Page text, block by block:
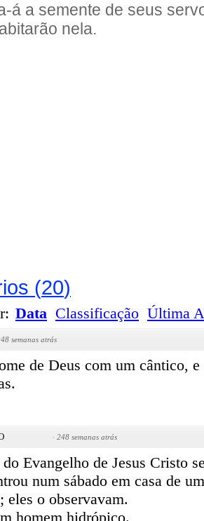
á a semente de seus
nela.
(20)
Data Classificação Última
semanas atrás
de Deus com um cântico,
· 248 semanas atrás
Evangelho de Jesus Cristo
num sábado em casa de
eles o observavam.
homem hidrópico.